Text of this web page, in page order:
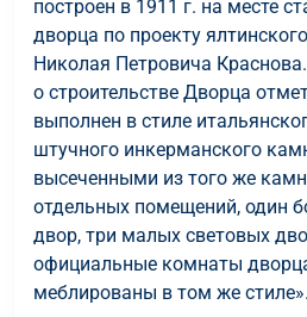
построен в 1911 г. на месте
дворца по проекту
Николая Петровича
о строительстве Дворца
выполнен в стиле
штучного инкерманского
высеченными из того же
отдельных помещений, один
двор, три малых световых
официальные комнаты
меблированы в том же стиле».